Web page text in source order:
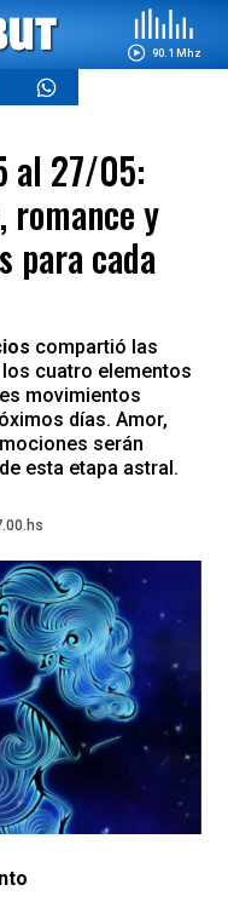
90.1 Mhz
al 27/05:
romance y
para cada
compartió las
cuatro elementos
movimientos
días. Amor,
serán
esta etapa astral.